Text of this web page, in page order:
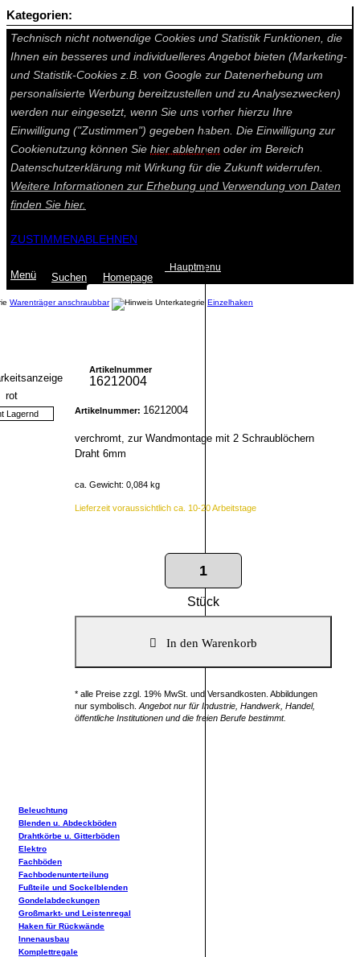
Auf dieser Seite werden technisch notwendige Cookies gesetzt.
Technisch nicht notwendige Cookies und Statistik Funktionen, die
Ihnen ein besseres und individuelleres Angebot bieten (Marketing-
und Statistik-Cookies z.B. von Google zur Datenerhebung um
personalisierte Werbung bereitzustellen und zu Analysezwecken)
werden nur eingesetzt, wenn Sie uns vorher hierzu Ihre
Einwilligung ("Zustimmen") gegeben haben. Die Einwilligung zur
Cookienutzung können Sie hier ablehnen oder im Bereich
Datenschutzerklärung mit Wirkung für die Zukunft widerrufen.
Weitere Informationen zur Erhebung und Verwendung von Daten
finden Sie hier.
ZUSTIMMENABLEHNEN
Menü Suchen Homepage
Hauptmenu
Warenträger anschraubbar Einzelhaken
Lagernd
Artikelnummer
16212004
Artikelnummer: 16212004
verchromt, zur Wandmontage mit 2 Schraublöchern
Draht 6mm
ca. Gewicht: 0,084 kg
Lieferzeit voraussichtlich ca. 10-20 Arbeitstage
Stück
* alle Preise zzgl. 19% MwSt. und Versandkosten. Abbildungen
nur symbolisch. Angebot nur für Industrie, Handwerk, Handel,
öffentliche Institutionen und die freien Berufe bestimmt.
Kategorien:
Beleuchtung
Blenden u. Abdeckböden
Drahtkörbe u. Gitterböden
Elektro
Fachböden
Fachbodenunterteilung
Fußteile und Sockelblenden
Gondelabdeckungen
Großmarkt- und Leistenregal
Haken für Rückwände
Innenausbau
Komplettregale